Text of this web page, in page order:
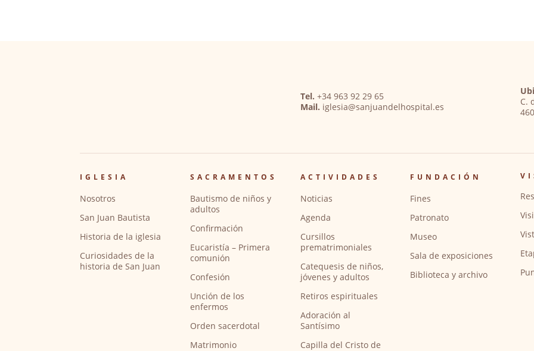
Tel. +34 963 92 29 65
Mail. iglesia@sanjuandelhospital.es
C.
IGLESIA
Nosotros
San Juan Bautista
Historia de la iglesia
Curiosidades de la
historia de San Juan
SACRAMENTOS
Bautismo de niños y
adultos
Confirmación
Eucaristía – Primera
comunión
Confesión
Unción de los
enfermos
Orden sacerdotal
Matrimonio
ACTIVIDADES
Noticias
Agenda
Cursillos
prematrimoniales
Catequesis de niños,
jóvenes y adultos
Retiros espirituales
Adoración al
Santísimo
Capilla del Cristo de
FUNDACIÓN
Fines
Patronato
Museo
Sala de exposiciones
Biblioteca y archivo